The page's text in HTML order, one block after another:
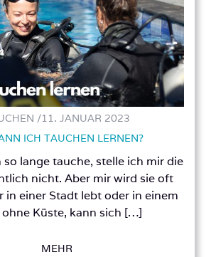
/11. JANUAR 2023
ICH TAUCHEN LERNEN?
so lange tauche, stelle ich mir die
nicht. Aber mir wird sie oft
in einer Stadt lebt oder in einem
ohne Küste, kann sich […]
MEHR